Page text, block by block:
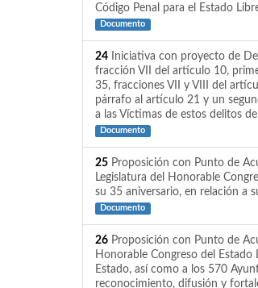
Código Penal para el Estado
Documento
24 Iniciativa con proyecto de
fracción VII del artículo 10,
35, fracciones VII y VIII del
párrafo al artículo 21 y un
a las Víctimas de estos delitos
Documento
25 Proposición con Punto de
Legislatura del Honorable
su 35 aniversario, en relación a
Documento
26 Proposición con Punto de
Honorable Congreso del Estado
Estado, así como a los 570
reconocimiento, difusión y